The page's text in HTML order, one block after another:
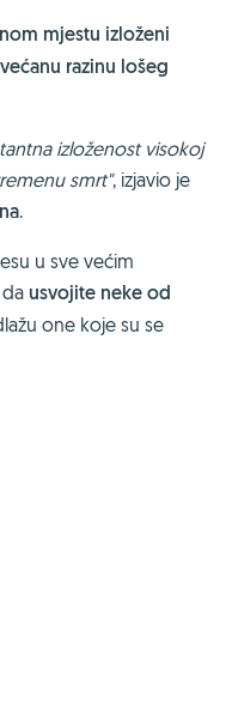
mjestu izloženi
razinu lošeg
izloženost visokoj
smrt", izjavio je
.
u sve većim
usvojite neke od
one koje su se